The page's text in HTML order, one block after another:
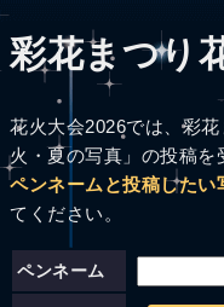
彩花まつり
花火大会2026では、彩
火・夏の写真」の投稿を
ペンネームと投稿したい
てください。
ペンネーム